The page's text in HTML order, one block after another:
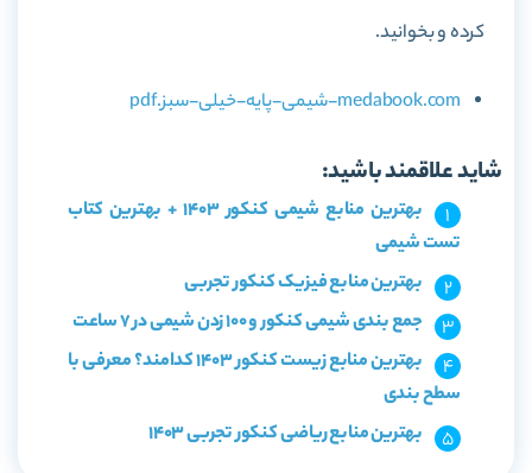
کرده و بخوانید.
medabook.com-شیمی-پایه-خیلی-سبز.pdf
شاید علاقمند باشید:
بهترین منابع شیمی کنکور 1403 + بهترین کتاب
تست شیمی
بهترین منابع فیزیک کنکور تجربی
جمع بندی شیمی کنکور و 100 زدن شیمی در 7 ساعت
بهترین منابع زیست کنکور 1403 کدامند؟ معرفی با
سطح بندی
بهترین منابع ریاضی کنکور تجربی 1403